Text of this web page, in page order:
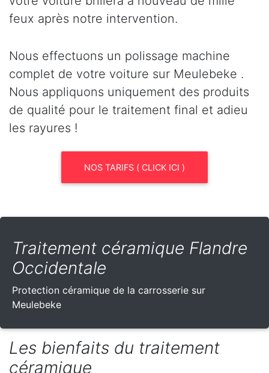
feux après notre intervention.
Nous effectuons un polissage machine
complet de votre voiture sur Meulebeke .
Nous appliquons uniquement des produits
de qualité pour le traitement final et adieu
les rayures !
NOS TARIFS ( CLICK ICI )
Traitement céramique Flandre
Occidentale
Protection céramique de la carrosserie sur
Meulebeke
Les bienfaits du traitement
céramique